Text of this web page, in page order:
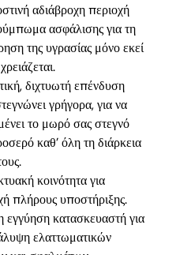
αδιάβροχη περιοχή
ασφάλισης για τη
της υγρασίας μόνο εκεί
διχτυωτή επένδυση
γρήγορα, για να
το μωρό σας στεγνό
καθ’ όλη τη διάρκεια
κοινότητα για
πλήρους υποστήριξης.
εγγύηση κατασκευαστή για
ελαττωματικών